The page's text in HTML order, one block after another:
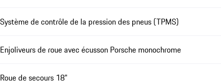
Système de contrôle de la pression des pneus (TPMS)
Enjoliveurs de roue avec écusson Porsche monochrome
Roue de secours 18"